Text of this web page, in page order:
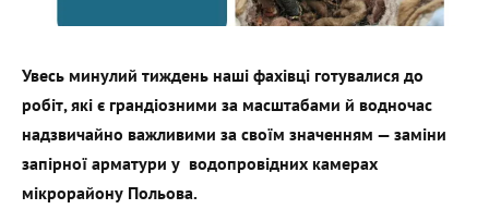
Увесь минулий тиждень наші фахівці готувалися до
робіт, які є грандіозними за масштабами й водночас
надзвичайно важливими за своїм значенням — заміни
запірної арматури у водопровідних камерах
мікрорайону Польова.